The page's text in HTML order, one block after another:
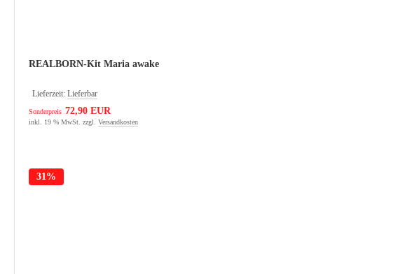
REALBORN-Kit Maria awake
Lieferzeit: Lieferbar
Sonderpreis 72,90 EUR
inkl. 19 % MwSt. zzgl. Versandkosten
31%